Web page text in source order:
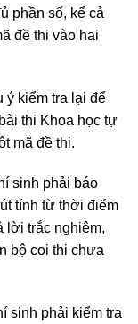
phần số, kể cả
đề thi vào hai
ý kiểm tra lại để
thi Khoa học tự
mã đề thi.
sinh phải báo
tính từ thời điểm
lời trắc nghiệm,
bộ coi thi chưa
sinh phải kiểm tra